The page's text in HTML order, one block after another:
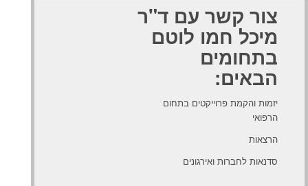
צור קשר עם ד"ר
מיכל חמו לוטם
בתחומים
הבאים:
יזמות והקמת פרוייקטים בתחום
הרפואי
הרצאות
סדנאות לחברות ואירגונים